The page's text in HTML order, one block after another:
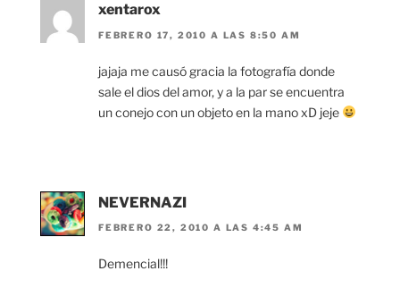
xentarox
FEBRERO 17, 2010 A LAS 8:50 AM
jajaja me causó gracia la fotografía donde
sale el dios del amor, y a la par se encuentra
un conejo con un objeto en la mano xD jeje
NEVERNAZI
FEBRERO 22, 2010 A LAS 4:45 AM
Demencial!!!